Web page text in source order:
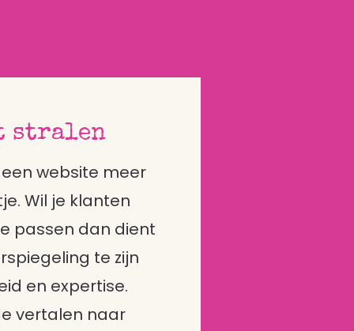
stralen
website meer
Wil je klanten
passen dan dient
te zijn
en expertise.
vertalen naar